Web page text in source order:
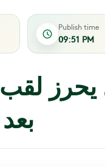
Publish time
09:51 PM
يحرز